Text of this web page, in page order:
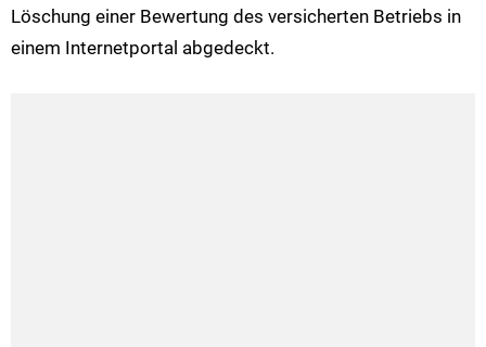
Löschung einer Bewertung des versicherten Betriebs in
einem Internetportal abgedeckt.